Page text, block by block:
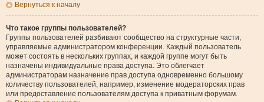
Вернуться к началу
Что такое группы пользователей?
Группы пользователей разбивают сообщество на структурные части,
управляемые администратором конференции. Каждый пользователь
может состоять в нескольких группах, и каждой группе могут быть
назначены индивидуальные права доступа. Это облегчает
администраторам назначение прав доступа одновременно большому
количеству пользователей, например, изменение модераторских прав
или предоставление пользователям доступа к приватным форумам.